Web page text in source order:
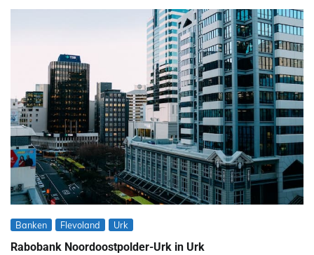
Banken Flevoland Urk
Rabobank Noordoostpolder-Urk in Urk